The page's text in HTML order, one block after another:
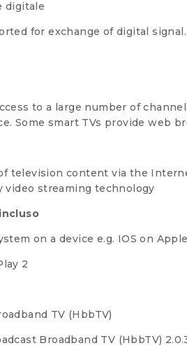
digitale
for exchange of digital signal.
to a large number of
Some smart TVs provide web
television content via the
streaming technology
on a device e.g. IOS on
2
TV (HbbTV)
Broadband TV (HbbTV)